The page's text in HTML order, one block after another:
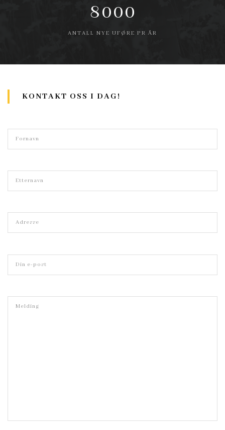
8000
ANTALL NYE UFØRE PR ÅR
KONTAKT OSS I DAG!